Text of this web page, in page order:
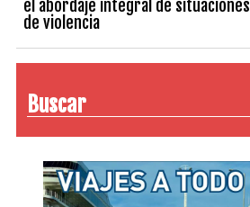
el abordaje integral de situaciones
de violencia
Buscar